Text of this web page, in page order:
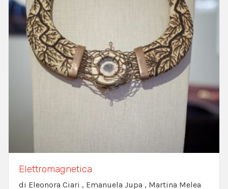
Elettromagnetica
di Eleonora Ciari , Emanuela Jupa , Martina Melea